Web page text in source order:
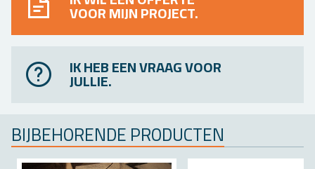
VOOR MIJN PROJECT.
IK HEB EEN VRAAG VOOR
JULLIE.
BIJ­BE­HO­REN­DE PRO­DUC­TEN